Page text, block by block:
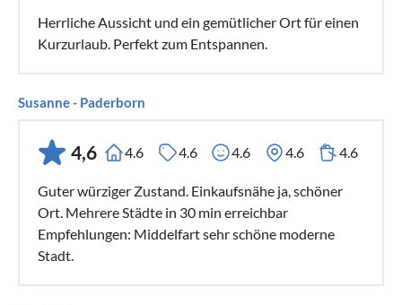
Herrliche Aussicht und ein gemütlicher Ort für einen
Kurzurlaub. Perfekt zum Entspannen.
Susanne - Paderborn
4,6 4.6 4.6 4.6 4.6 4.6
Guter würziger Zustand. Einkaufsnähe ja, schöner
Ort. Mehrere Städte in 30 min erreichbar
Empfehlungen: Middelfart sehr schöne moderne
Stadt.